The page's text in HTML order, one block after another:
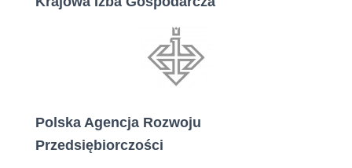
Polska Agencja Rozwoju
Przedsiębiorczości